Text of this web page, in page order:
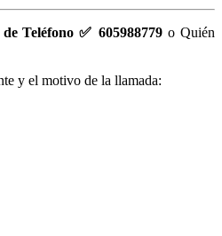
Teléfono ✅ 605988779 o Quién
y el motivo de la llamada: